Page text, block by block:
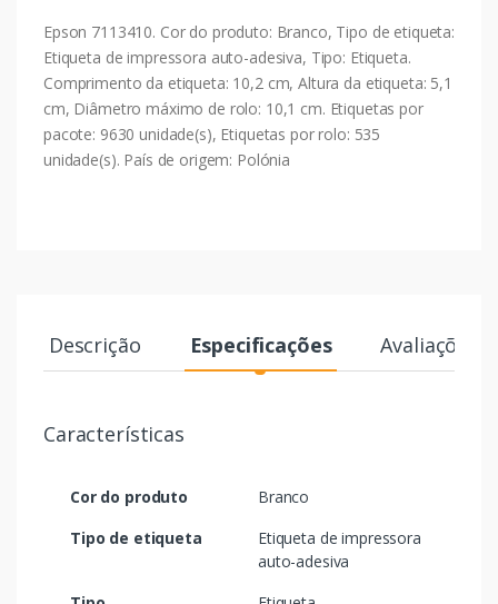
Epson 7113410. Cor do produto: Branco, Tipo de etiqueta:
Etiqueta de impressora auto-adesiva, Tipo: Etiqueta.
Comprimento da etiqueta: 10,2 cm, Altura da etiqueta: 5,1
cm, Diâmetro máximo de rolo: 10,1 cm. Etiquetas por
pacote: 9630 unidade(s), Etiquetas por rolo: 535
unidade(s). País de origem: Polónia
Descrição Especificações Avaliações
Características
Cor do produto
Branco
Tipo de etiqueta
Etiqueta de impressora
auto-adesiva